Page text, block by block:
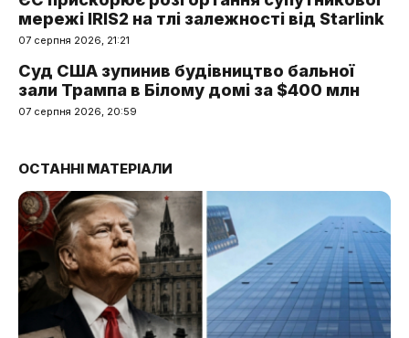
мережі IRIS2 на тлі залежності від Starlink
07 серпня 2026, 21:21
Суд США зупинив будівництво бальної
зали Трампа в Білому домі за $400 млн
07 серпня 2026, 20:59
ОСТАННІ МАТЕРІАЛИ